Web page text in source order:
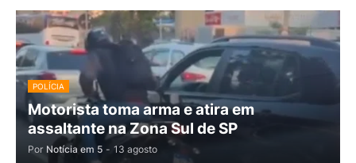
POLÍCIA
Motorista toma arma e atira em
assaltante na Zona Sul de SP
Por Notícia em 5 - 13 agosto